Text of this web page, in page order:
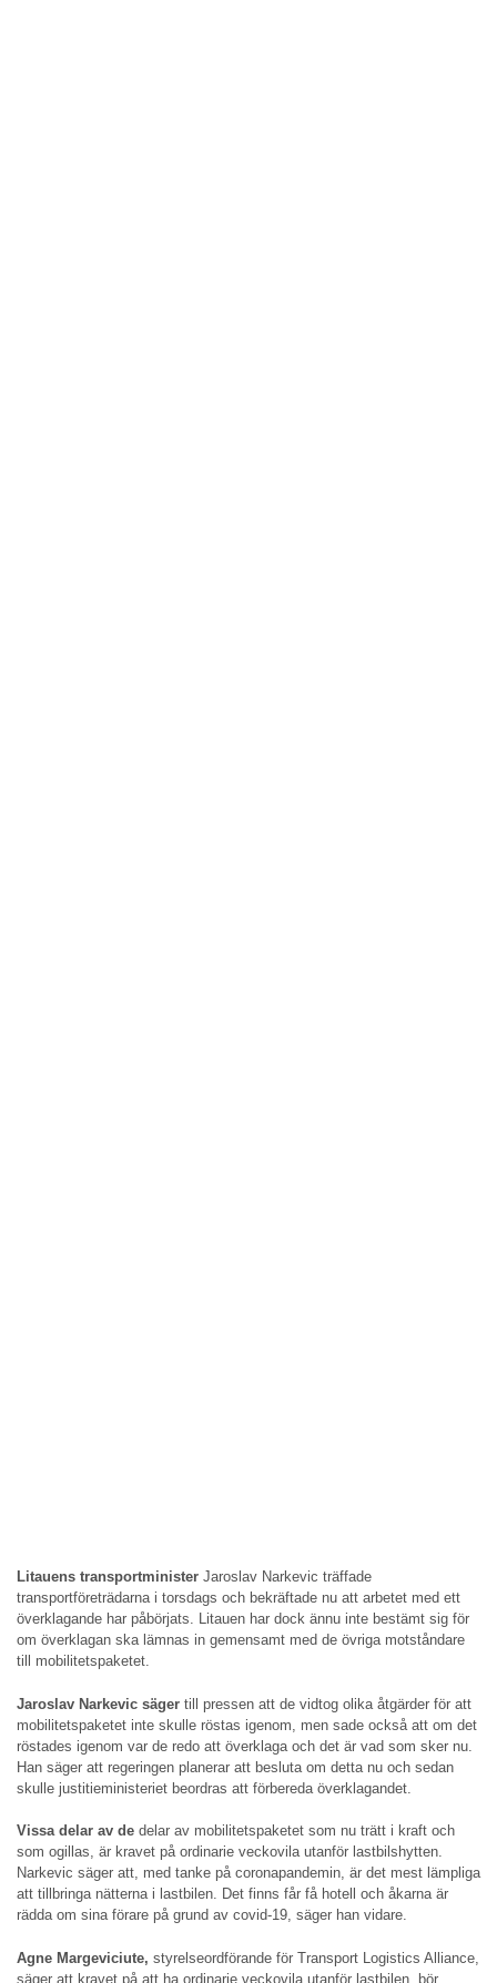
Litauens transportminister Jaroslav Narkevic träffade
transportföreträdarna i torsdags och bekräftade nu att arbetet med ett
överklagande har påbörjats. Litauen har dock ännu inte bestämt sig för
om överklagan ska lämnas in gemensamt med de övriga motståndare
till mobilitetspaketet.
Jaroslav Narkevic säger till pressen att de vidtog olika åtgärder för att
mobilitetspaketet inte skulle röstas igenom, men sade också att om det
röstades igenom var de redo att överklaga och det är vad som sker nu.
Han säger att regeringen planerar att besluta om detta nu och sedan
skulle justitieministeriet beordras att förbereda överklagandet.
Vissa delar av de delar av mobilitetspaketet som nu trätt i kraft och
som ogillas, är kravet på ordinarie veckovila utanför lastbilshytten.
Narkevic säger att, med tanke på coronapandemin, är det mest lämpliga
att tillbringa nätterna i lastbilen. Det finns får få hotell och åkarna är
rädda om sina förare på grund av covid-19, säger han vidare.
Agne Margeviciute, styrelseordförande för Transport Logistics Alliance,
säger att kravet på att ha ordinarie veckovila utanför lastbilen, bör